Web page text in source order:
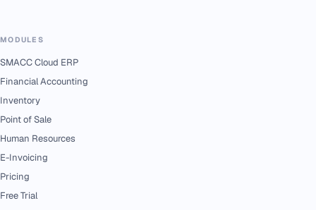
MODULES
SMACC Cloud ERP
Financial Accounting
Inventory
Point of Sale
Human Resources
E-Invoicing
Pricing
Free Trial